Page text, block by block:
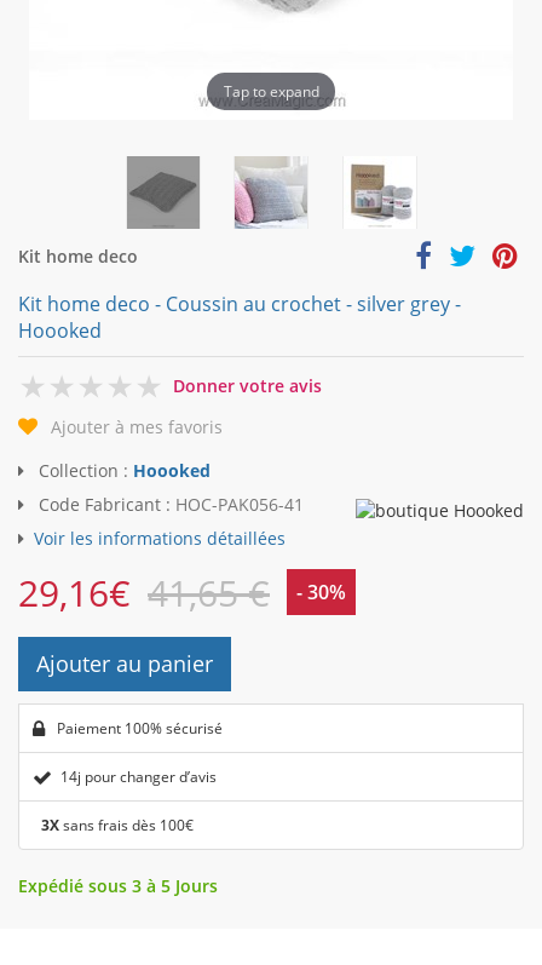
Tap to expand
Kit home deco
Kit home deco - Coussin au crochet - silver grey -
Hoooked
0
Donner votre avis
Ajouter à mes favoris
Collection : Hoooked
Code Fabricant : HOC-PAK056-41
Voir les informations détaillées
29,16€ 41,65 € - 30%
Ajouter au panier
Paiement 100% sécurisé
14j pour changer d’avis
3Xsans frais dès 100€
Expédié sous 3 à 5 Jours